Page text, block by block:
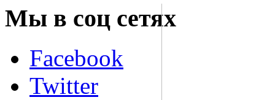
Мы в соц сетях
Facebook
Twitter